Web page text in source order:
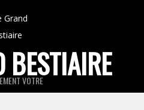
BESTIAIRE
VOTRE